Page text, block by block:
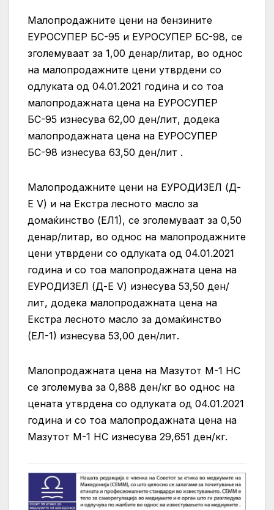
Малопродажните цени на бензините
ЕУРОСУПЕР БС-95 и ЕУРОСУПЕР БС-98, се
зголемуваат за 1,00 денар/литар, во однос
на малопродажните цени утврдени со
одлуката од 04.01.2021 година и со тоа
малопродажната цена на ЕУРОСУПЕР
БС-95 изнесува 62,00 ден/лит, додека
малопродажната цена на ЕУРОСУПЕР
БС-98 изнесува 63,50 ден/лит .
Малопродажните цени на ЕУРОДИЗЕЛ (Д-
Е V) и на Екстра лесното масло за
домаќинство (ЕЛ1), се зголемуваат за 0,50
денар/литар, во однос на малопродажните
цени утврдени со одлуката од 04.01.2021
година и со тоа малопродажната цена на
ЕУРОДИЗЕЛ (Д-Е V) изнесува 53,50 ден/
лит, додека малопродажната цена на
Екстра лесното масло за домаќинство
(ЕЛ-1) изнесува 53,00 ден/лит.
Малопродажната цена на Мазутот М-1 НС
се зголемува за 0,888 ден/кг во однос на
цената утврдена со одлуката од 04.01.2021
година и со тоа малопродажната цена на
Мазутот М-1 НС изнесува 29,651 ден/кг.